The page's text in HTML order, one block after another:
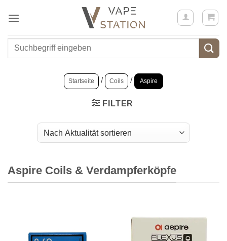
Inhalt
Suchen
Startseite / Coils / Aspire
FILTER
Aspire Coils & Verdampferköpfe